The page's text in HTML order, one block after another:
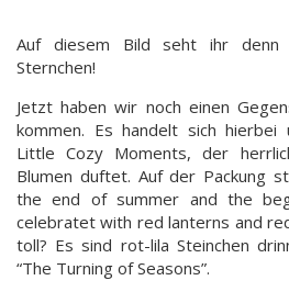
Auf diesem Bild seht ihr denn
Sternchen!
Jetzt haben wir noch einen
kommen. Es handelt sich
Little Cozy Moments, der
Blumen duftet. Auf der Packung
the end of summer and the
celebratet with red lanterns and
toll? Es sind rot-lila Steinchen
“The Turning of Seasons”.